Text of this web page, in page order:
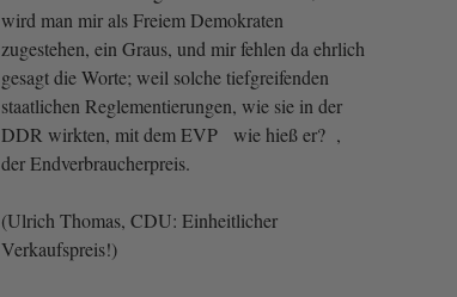
wird man mir als Freiem Demokraten
zugestehen, ein Graus, und mir fehlen da ehrlich
gesagt die Worte; weil solche tiefgreifenden
staatlichen Reglementierungen, wie sie in der
DDR wirkten, mit dem EVP wie hieß er? ,
der Endverbraucherpreis.
(Ulrich Thomas, CDU: Einheitlicher
Verkaufspreis!)